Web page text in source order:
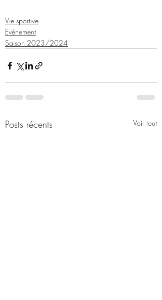
Vie sportive
Evènement
Saison 2023/2024
Posts récents Voir tout